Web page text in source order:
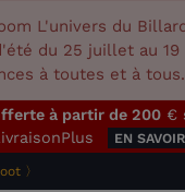
L'univers du
du 25 juillet au
à toutes et à tous.
à partir de 200 €
EN
〉